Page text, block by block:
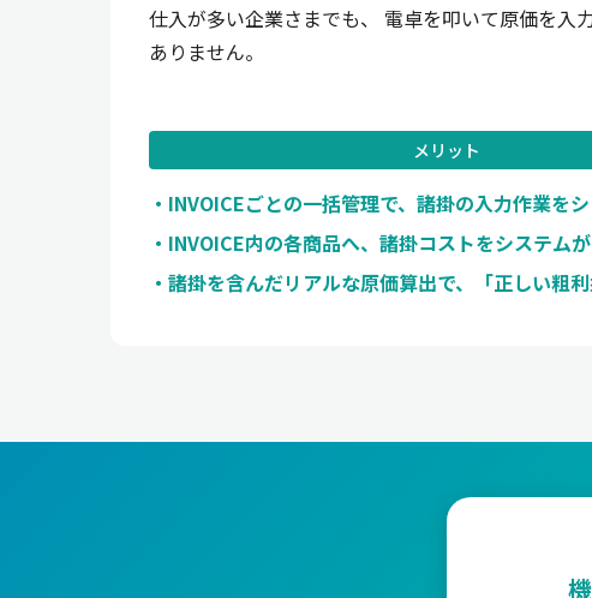
仕入が多い企業さまでも、 電卓を叩いて原価を入
ありません。
メリット
INVOICEごとの一括管理で、諸掛の入力作業を
INVOICE内の各商品へ、諸掛コストをシステム
諸掛を含んだリアルな原価算出で、「正しい粗